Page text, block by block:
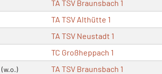
TA TSV Braunsbach 1
TA TSV Althütte 1
TA TSV Neustadt 1
TC Großheppach 1
(w.o.) TA TSV Braunsbach 1